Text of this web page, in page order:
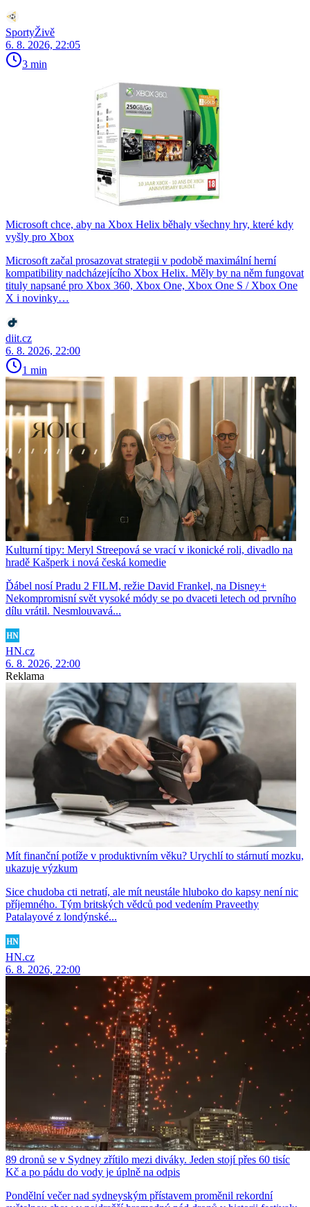
SportyŽivě
6. 8. 2026, 22:05
3 min
Microsoft chce, aby na Xbox Helix běhaly všechny hry, které kdy
vyšly pro Xbox
Microsoft začal prosazovat strategii v podobě maximální herní
kompatibility nadcházejícího Xbox Helix. Měly by na něm fungovat
tituly napsané pro Xbox 360, Xbox One, Xbox One S / Xbox One
X i novinky…
diit.cz
6. 8. 2026, 22:00
1 min
Kulturní tipy: Meryl Streepová se vrací v ikonické roli, divadlo na
hradě Kašperk i nová česká komedie
Ďábel nosí Pradu 2 FILM, režie David Frankel, na Disney+
Nekompromisní svět vysoké módy se po dvaceti letech od prvního
dílu vrátil. Nesmlouvavá...
HN.cz
6. 8. 2026, 22:00
Reklama
Mít finanční potíže v produktivním věku? Urychlí to stárnutí mozku,
ukazuje výzkum
Sice chudoba cti netratí, ale mít neustále hluboko do kapsy není nic
příjemného. Tým britských vědců pod vedením Praveethy
Patalayové z londýnské...
HN.cz
6. 8. 2026, 22:00
89 dronů se v Sydney zřítilo mezi diváky. Jeden stojí přes 60 tisíc
Kč a po pádu do vody je úplně na odpis
Pondělní večer nad sydneyským přístavem proměnil rekordní